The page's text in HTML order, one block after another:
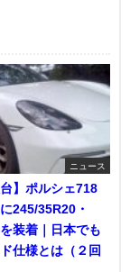
ニュース
台】ポルシェ718
245/35R20・
装着｜日本でも
仕様とは（２回